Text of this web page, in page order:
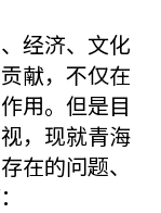
经济、文化
献，不仅在
用。但是目
，现就青海
在的问题、